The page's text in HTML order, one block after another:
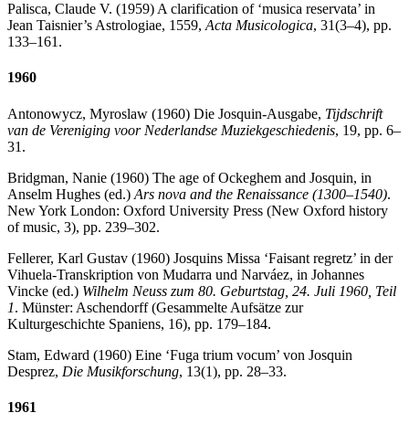
Palisca, Claude V. (1959) A clarification of ‘musica reservata’ in
Jean Taisnier’s Astrologiae, 1559, Acta Musicologica, 31(3–4), pp.
133–161.
1960
Antonowycz, Myroslaw (1960) Die Josquin-Ausgabe, Tijdschrift
van de Vereniging voor Nederlandse Muziekgeschiedenis, 19, pp. 6–
31.
Bridgman, Nanie (1960) The age of Ockeghem and Josquin, in
Anselm Hughes (ed.) Ars nova and the Renaissance (1300–1540).
New York London: Oxford University Press (New Oxford history
of music, 3), pp. 239–302.
Fellerer, Karl Gustav (1960) Josquins Missa ‘Faisant regretz’ in der
Vihuela-Transkription von Mudarra und Narváez, in Johannes
Vincke (ed.) Wilhelm Neuss zum 80. Geburtstag, 24. Juli 1960, Teil
1. Münster: Aschendorff (Gesammelte Aufsätze zur
Kulturgeschichte Spaniens, 16), pp. 179–184.
Stam, Edward (1960) Eine ‘Fuga trium vocum’ von Josquin
Desprez, Die Musikforschung, 13(1), pp. 28–33.
1961